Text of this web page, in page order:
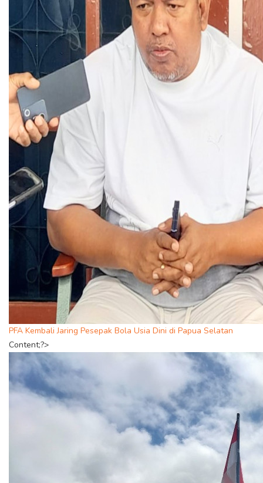
PFA Kembali Jaring Pesepak Bola Usia Dini di Papua Selatan
Content;?>